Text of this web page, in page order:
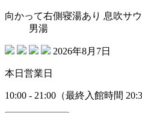
向かって右側寝湯あり 息吹サ
男湯
2026年8月7日
本日営業日
10:00 - 21:00 （最終入館時間